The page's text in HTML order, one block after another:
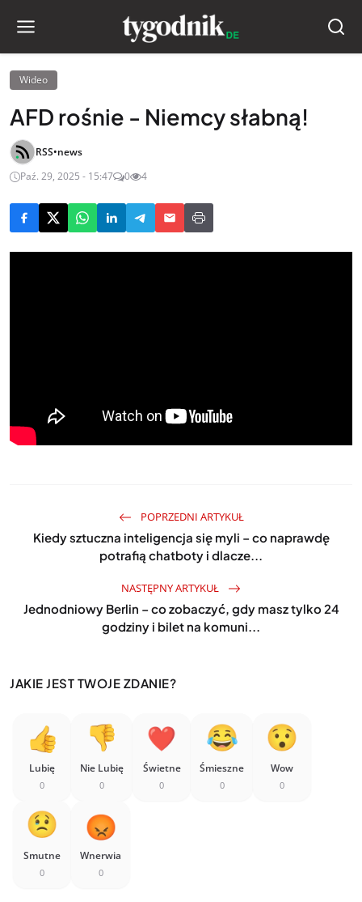
Wideo
AFD rośnie - Niemcy słabną!
RSS•news
Paź. 29, 2025 - 15:47
0 4
POPRZEDNI ARTYKUŁ
Kiedy sztuczna inteligencja się myli – co naprawdę
potrafią chatboty i dlacze...
NASTĘPNY ARTYKUŁ
Jednodniowy Berlin – co zobaczyć, gdy masz tylko 24
godziny i bilet na komuni...
JAKIE JEST TWOJE ZDANIE?
Lubię
0
Nie Lubię
0
Świetne
0
Śmieszne
0
Wow
0
Smutne
0
Wnerwia
0